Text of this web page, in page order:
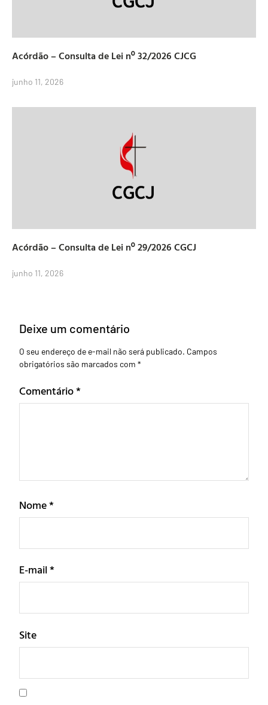
Acórdão – Consulta de Lei nº 32/2026 CJCG
junho 11, 2026
Acórdão – Consulta de Lei nº 29/2026 CGCJ
junho 11, 2026
Deixe um comentário
O seu endereço de e-mail não será publicado. Campos
obrigatórios são marcados com *
Comentário*
Nome*
E-mail*
Site